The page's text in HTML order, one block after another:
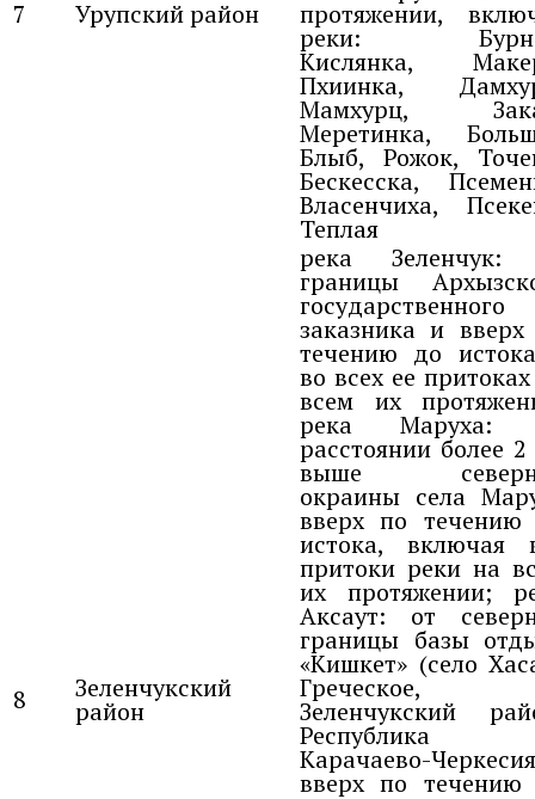
7 Урупский район протяжении,
реки:
Кислянка,
Пхиинка,
Мамхурц,
Меретинка,
Блыб, Рожок,
Бескесска,
Власенчиха,
Теплая
8 Зеленчукский
район
река Зеленчук:
границы
государственного
заказника и
течению до
во всех ее
всем их
река Маруха:
расстоянии более
выше
окраины села
вверх по течению
истока, включая
притоки реки на
их протяжении;
Аксаут: от
границы базы
«Кишкет» (село
Греческое,
Зеленчукский
Республика
Карачаево-
вверх по течению